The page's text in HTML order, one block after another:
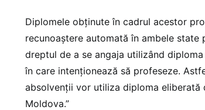
Diplomele obținute în cadrul acestor
recunoaștere automată în ambele state
dreptul de a se angaja utilizând
în care intenționează să profeseze.
absolvenții vor utiliza diploma eliberată
Moldova.”